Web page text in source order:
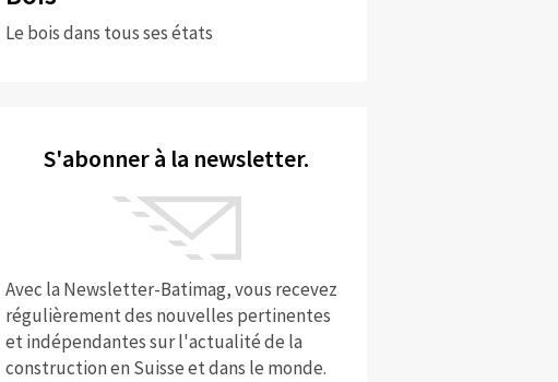
Le bois dans tous ses états
S'abonner à la newsletter.
Avec la Newsletter-Batimag, vous recevez
régulièrement des nouvelles pertinentes
et indépendantes sur l'actualité de la
construction en Suisse et dans le monde.